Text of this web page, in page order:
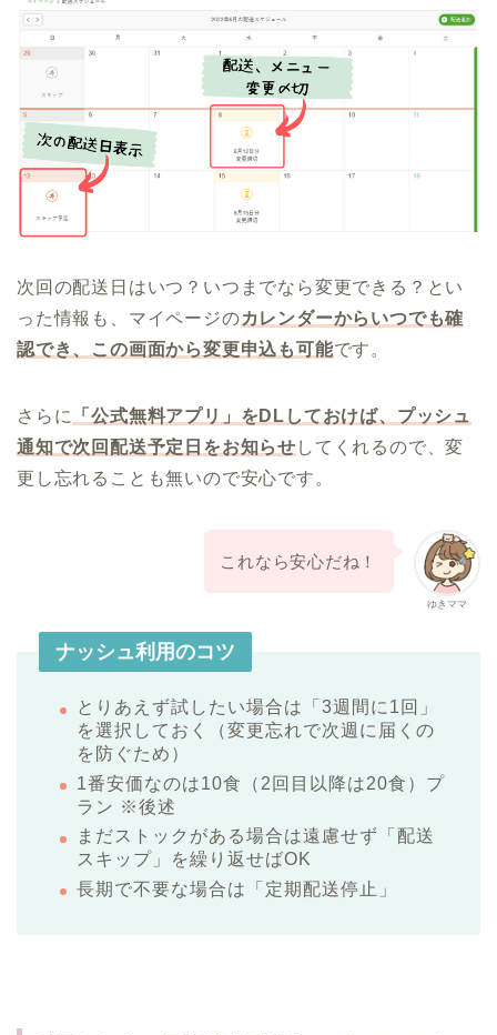
次回の配送日はいつ？いつまでなら変更できる？とい
った情報も、マイページのカレンダーからいつでも確
認でき、この画面から変更申込も可能です。
さらに 「公式無料アプリ」をDLしておけば、プッシュ
通知で次回配送予定日をお知らせ してくれるので、変
更し忘れることも無いので安心です。
ゆきママ
これなら安心だね！
ナッシュ利用のコツ
とりあえず試したい場合は「3週間に1回」
を選択しておく（変更忘れで次週に届くの
を防ぐため）
1番安価なのは10食（2回目以降は20食）プ
ラン ※後述
まだストックがある場合は遠慮せず「配送
スキップ」を繰り返せばOK
長期で不要な場合は「定期配送停止」